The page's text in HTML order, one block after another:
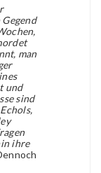
man
und
sind
ihre